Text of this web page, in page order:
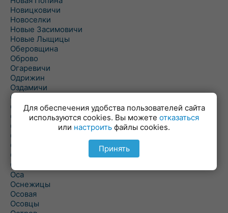
Новицковичи
Новоселки
Новые Засимовичи
Новые Лыщицы
Оберовщина
Оброво
Огаревичи
Одрижин
Оздамичи
Озяты
Олтуш
Ольманы
Ольпень
Ольшаны
Омельная
Ополь
Орехово
Оса
Оснежицы
Осовая
Осовцы
Для обеспечения удобства пользователей сайта
используются cookies. Вы можете отказаться
или настроить файлы cookies.
Принять